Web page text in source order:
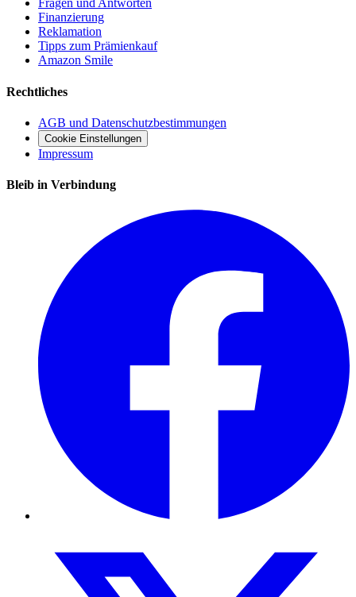
Fragen und Antworten
Finanzierung
Reklamation
Tipps zum Prämienkauf
Amazon Smile
Rechtliches
AGB und Datenschutzbestimmungen
Cookie Einstellungen
Impressum
Bleib in Verbindung